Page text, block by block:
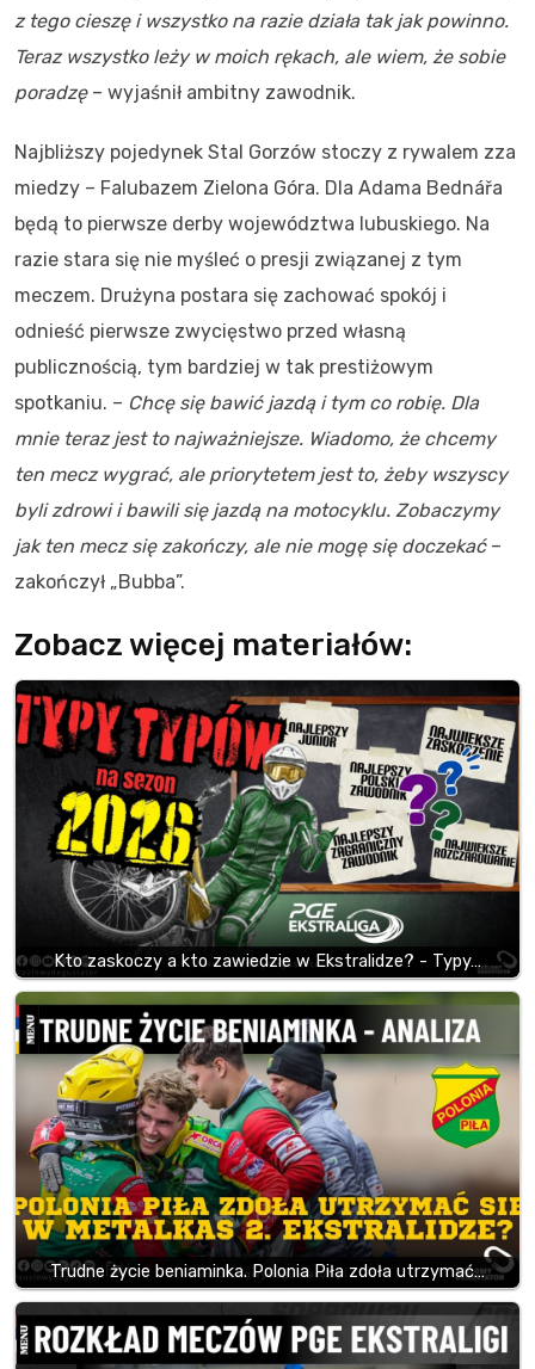
z tego cieszę i wszystko na razie działa tak jak powinno.
Teraz wszystko leży w moich rękach, ale wiem, że sobie
poradzę– wyjaśnił ambitny zawodnik.
Najbliższy pojedynek Stal Gorzów stoczy z rywalem zza
miedzy – Falubazem Zielona Góra. Dla Adama Bednářa
będą to pierwsze derby województwa lubuskiego. Na
razie stara się nie myśleć o presji związanej z tym
meczem. Drużyna postara się zachować spokój i
odnieść pierwsze zwycięstwo przed własną
publicznością, tym bardziej w tak prestiżowym
spotkaniu. – Chcę się bawić jazdą i tym co robię. Dla
mnie teraz jest to najważniejsze. Wiadomo, że chcemy
ten mecz wygrać, ale priorytetem jest to, żeby wszyscy
byli zdrowi i bawili się jazdą na motocyklu. Zobaczymy
jak ten mecz się zakończy, ale nie mogę się doczekać–
zakończył „Bubba”.
Zobacz więcej materiałów:
Kto zaskoczy a kto zawiedzie w Ekstralidze? - Typy…
Trudne życie beniaminka. Polonia Piła zdoła utrzymać…